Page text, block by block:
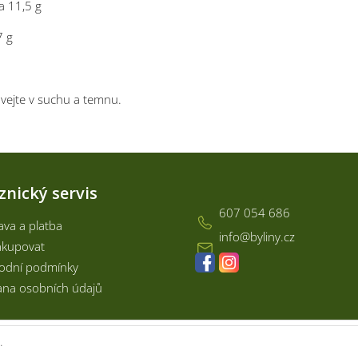
11,5 g
g
v suchu a temnu.
servis
a platba
podmínky
osobních údajů
info@byliny.cz
607 054 686